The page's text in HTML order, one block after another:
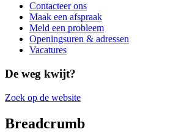
Contacteer ons
Maak een afspraak
Meld een probleem
Openingsuren & adressen
Vacatures
De weg kwijt?
Zoek op de website
Breadcrumb